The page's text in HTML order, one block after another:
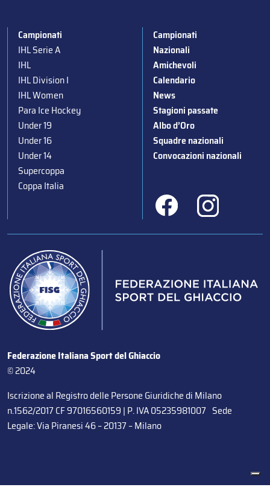
Campionati
IHL Serie A
IHL
IHL Division I
IHL Women
Para Ice Hockey
Under 19
Under 16
Under 14
Supercoppa
Coppa Italia
Campionati
Nazionali
Amichevoli
Calendario
News
Stagioni passate
Albo d’Oro
Squadre nazionali
Convocazioni nazionali
Federazione Italiana Sport del Ghiaccio
© 2024
Iscrizione al Registro delle Persone Giuridiche di Milano
n.1562/2017 CF 97016560159 | P. IVA 05235981007 Sede
Legale: Via Piranesi 46 – 20137 – Milano